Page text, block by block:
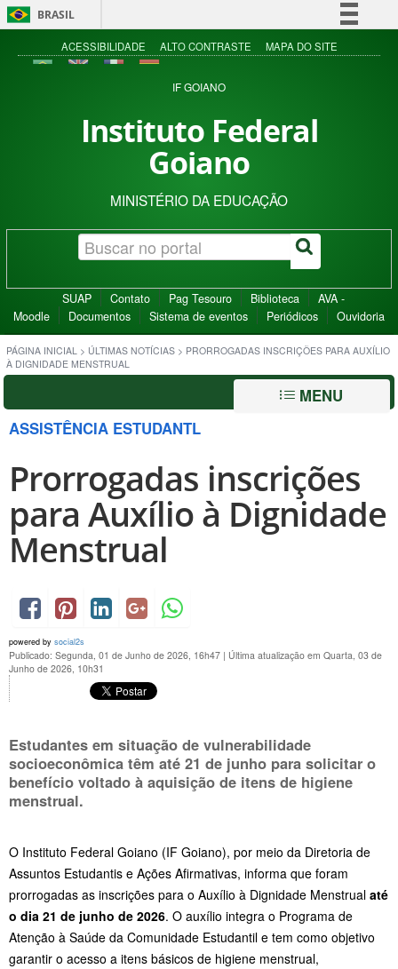
BRASIL
Simplifique!
Acesso à informação
ACESSIBILIDADE ALTO CONTRASTE MAPA DO SITE
IF GOIANO
Instituto Federal
Goiano
MINISTÉRIO DA EDUCAÇÃO
SUAP Contato Pag Tesouro Biblioteca
AVA -
Moodle
Documentos Sistema de eventos Periódicos Ouvidoria
PÁGINA INICIAL > ÚLTIMAS NOTÍCIAS > PRORROGADAS INSCRIÇÕES PARA AUXÍLIO
À DIGNIDADE MENSTRUAL
MENU
ASSISTÊNCIA ESTUDANTL
Prorrogadas inscrições
para Auxílio à Dignidade
Menstrual
powered by social2s
Publicado: Segunda, 01 de Junho de 2026, 16h47 | Última atualização em Quarta, 03 de
Junho de 2026, 10h31
Estudantes em situação de vulnerabilidade
socioeconômica têm até 21 de junho para solicitar o
benefício voltado à aquisição de itens de higiene
menstrual.
O Instituto Federal Goiano (IF Goiano), por meio da Diretoria de
Assuntos Estudantis e Ações Afirmativas, informa que foram
prorrogadas as inscrições para o Auxílio à Dignidade Menstrual até
o dia 21 de junho de 2026. O auxílio integra o Programa de
Atenção à Saúde da Comunidade Estudantil e tem como objetivo
garantir o acesso a itens básicos de higiene menstrual,